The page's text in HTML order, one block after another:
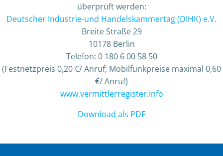
überprüft werden:
Deutscher Industrie-und Handelskammertag (DIHK) e.V.
Breite Straße 29
10178 Berlin
Telefon: 0 180 6 00 58 50
(Festnetzpreis 0,20 €/ Anruf; Mobilfunkpreise maximal 0,60
€/ Anruf)
www.vermittlerregister.info
Download als PDF